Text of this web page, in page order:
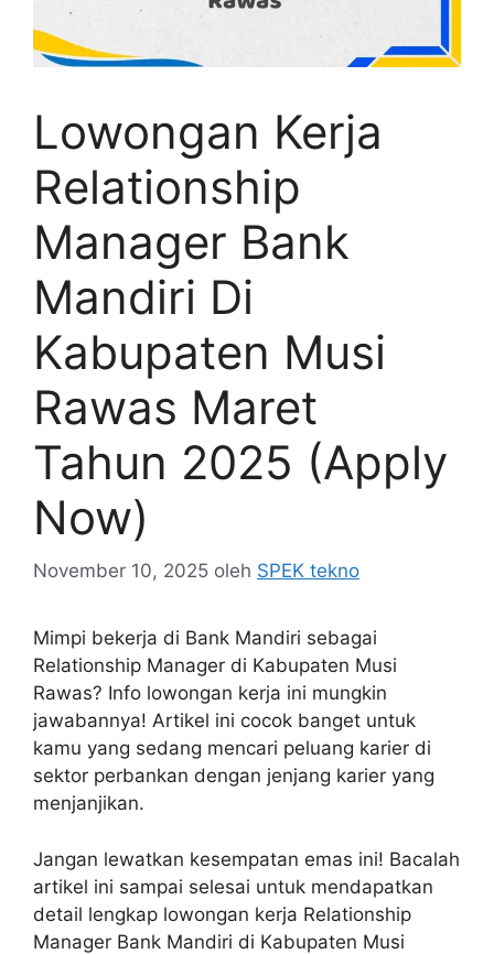
Lowongan Kerja
Relationship
Manager Bank
Mandiri Di
Kabupaten Musi
Rawas Maret
Tahun 2025 (Apply
Now)
November 10, 2025 oleh SPEK tekno
Mimpi bekerja di Bank Mandiri sebagai
Relationship Manager di Kabupaten Musi
Rawas? Info lowongan kerja ini mungkin
jawabannya! Artikel ini cocok banget untuk
kamu yang sedang mencari peluang karier di
sektor perbankan dengan jenjang karier yang
menjanjikan.
Jangan lewatkan kesempatan emas ini! Bacalah
artikel ini sampai selesai untuk mendapatkan
detail lengkap lowongan kerja Relationship
Manager Bank Mandiri di Kabupaten Musi